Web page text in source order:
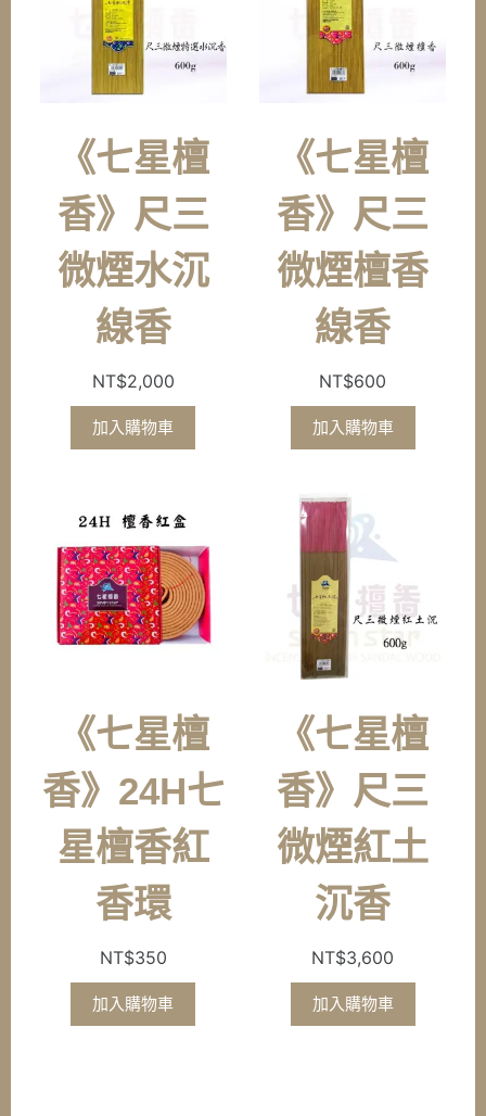
《七星檀
香》尺三
微煙水沉
線香
NT$2,000
加入購物車
《七星檀
香》尺三
微煙檀香
線香
NT$600
加入購物車
《七星檀
香》24H七
星檀香紅
香環
NT$350
加入購物車
《七星檀
香》尺三
微煙紅土
沉香
NT$3,600
加入購物車